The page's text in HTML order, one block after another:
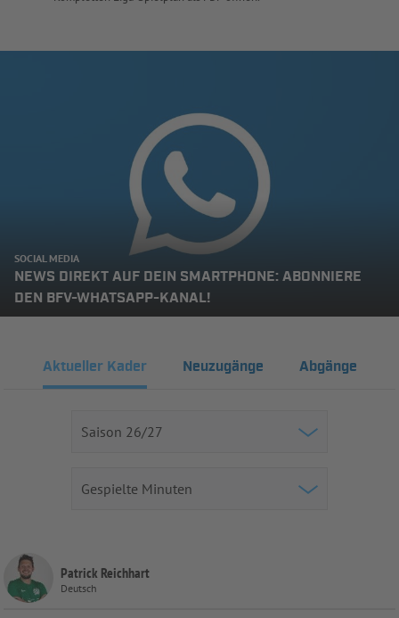
SOCIAL MEDIA
NEWS DIREKT AUF DEIN SMARTPHONE: ABONNIERE
DEN BFV-WHATSAPP-KANAL!
Aktueller Kader Neuzugänge Abgänge
Patrick Reichhart
Deutsch